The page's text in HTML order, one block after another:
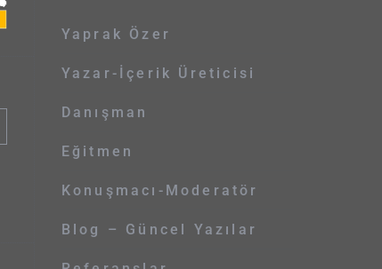
Yaprak Özer
Yazar-İçerik Üreticisi
Danışman
Eğitmen
Konuşmacı-Moderatör
Blog – Güncel Yazılar